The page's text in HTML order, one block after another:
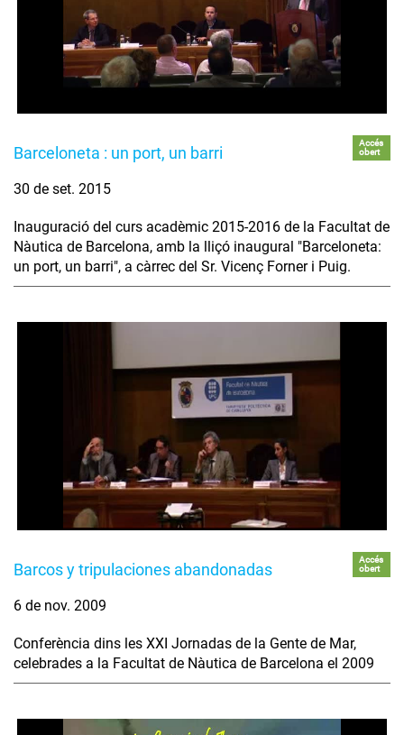
Barceloneta : un port, un barri
Accés
obert
30 de set. 2015
Inauguració del curs acadèmic 2015-2016 de la Facultat de
Nàutica de Barcelona, amb la lliçó inaugural "Barceloneta:
un port, un barri", a càrrec del Sr. Vicenç Forner i Puig.
Barcos y tripulaciones abandonadas
Accés
obert
6 de nov. 2009
Conferència dins les XXI Jornadas de la Gente de Mar,
celebrades a la Facultat de Nàutica de Barcelona el 2009